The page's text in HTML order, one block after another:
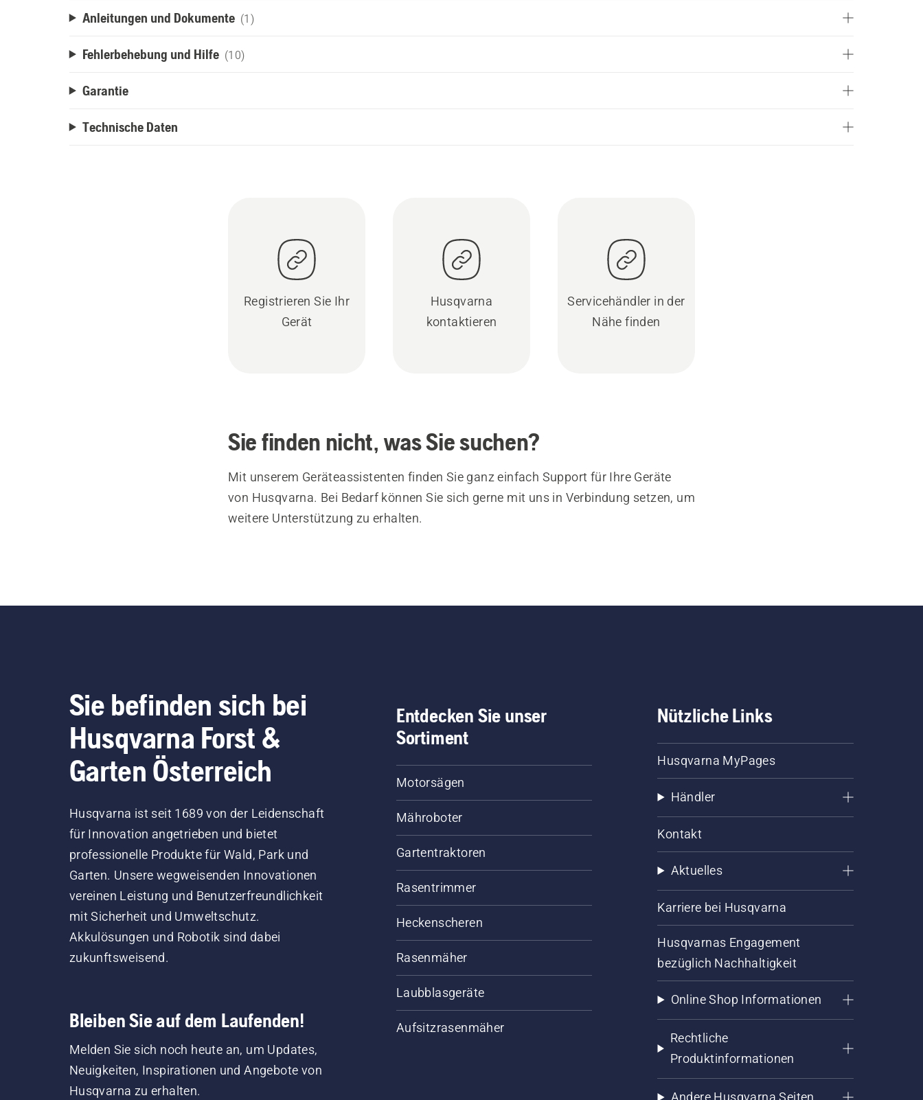
Anleitungen und Dokumente (1)
Fehlerbehebung und Hilfe (10)
Garantie
Technische Daten
Registrieren Sie Ihr
Gerät
Husqvarna
kontaktieren
Servicehändler in der
Nähe finden
Sie finden nicht, was Sie suchen?
Mit unserem Geräteassistenten finden Sie ganz einfach Support für Ihre Geräte
von Husqvarna. Bei Bedarf können Sie sich gerne mit uns in Verbindung setzen, um
weitere Unterstützung zu erhalten.
Sie befinden sich bei
Husqvarna Forst &
Garten Österreich
Husqvarna ist seit 1689 von der Leidenschaft
für Innovation angetrieben und bietet
professionelle Produkte für Wald, Park und
Garten. Unsere wegweisenden Innovationen
vereinen Leistung und Benutzerfreundlichkeit
mit Sicherheit und Umweltschutz.
Akkulösungen und Robotik sind dabei
zukunftsweisend.
Bleiben Sie auf dem Laufenden!
Melden Sie sich noch heute an, um Updates,
Neuigkeiten, Inspirationen und Angebote von
Husqvarna zu erhalten.
Entdecken Sie unser
Sortiment
Motorsägen
Mähroboter
Gartentraktoren
Rasentrimmer
Heckenscheren
Rasenmäher
Laubblasgeräte
Aufsitzrasenmäher
Nützliche Links
Husqvarna MyPages
Händler
Kontakt
Aktuelles
Karriere bei Husqvarna
Husqvarnas Engagement
bezüglich Nachhaltigkeit
Online Shop Informationen
Rechtliche
Produktinformationen
Andere Husqvarna Seiten